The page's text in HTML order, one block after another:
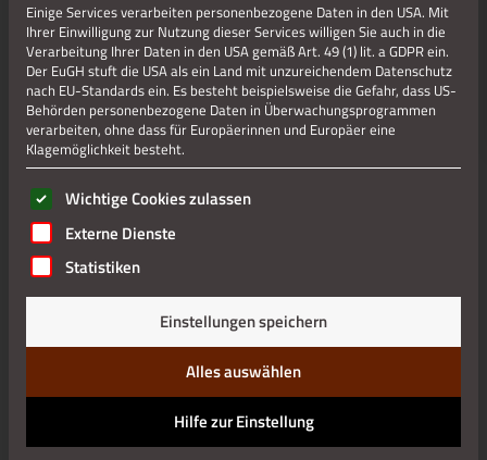
Jetzt teilen
Datenschutz
Einige Services verarbeiten personenbezogene Daten in den USA. Mit
Ihrer Einwilligung zur Nutzung dieser Services willigen Sie auch in die
Verarbeitung Ihrer Daten in den USA gemäß Art. 49 (1) lit. a GDPR ein.
Der EuGH stuft die USA als ein Land mit unzureichendem Datenschutz
nach EU-Standards ein. Es besteht beispielsweise die Gefahr, dass US-
Behörden personenbezogene Daten in Überwachungsprogrammen
verarbeiten, ohne dass für Europäerinnen und Europäer eine
Klagemöglichkeit besteht.
Es folgt eine Liste der Service-Gruppen, für die eine
Wichtige Cookies zulassen
Externe Dienste
Statistiken
Einstellungen speichern
Alles auswählen
Hilfe zur Einstellung